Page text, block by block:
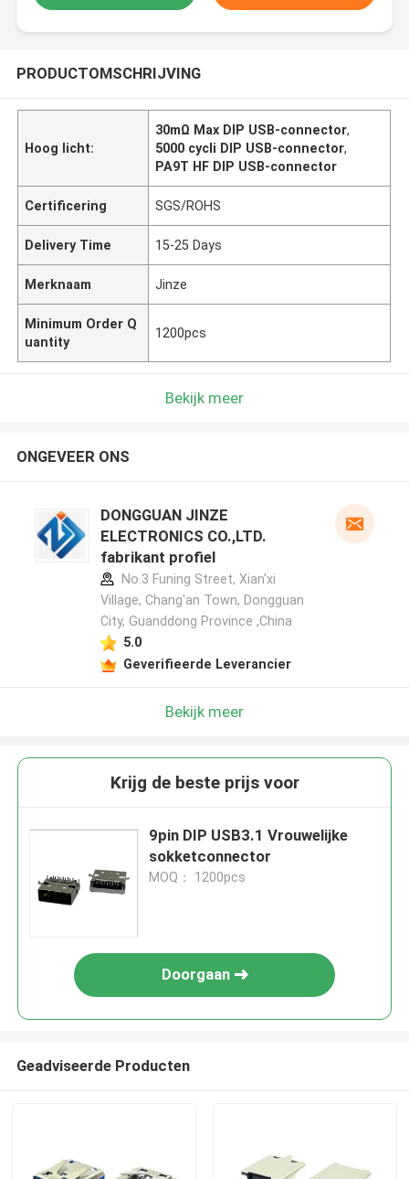
PRODUCTOMSCHRIJVING
Hoog licht:
30mΩ Max DIP USB-connector,
5000 cycli DIP USB-connector,
PA9T HF DIP USB-connector
Certificering SGS/ROHS
Delivery Time 15-25 Days
Merknaam Jinze
Minimum Order Q
uantity
1200pcs
Bekijk meer
ONGEVEER ONS
DONGGUAN JINZE
ELECTRONICS CO.,LTD.
fabrikant profiel
No.3 Funing Street, Xian'xi
Village, Chang'an Town, Dongguan
City, Guanddong Province ,China
5.0
Geverifieerde Leverancier
Bekijk meer
Krijg de beste prijs voor
9pin DIP USB3.1 Vrouwelijke
sokketconnector
MOQ： 1200pcs
Doorgaan
Geadviseerde Producten